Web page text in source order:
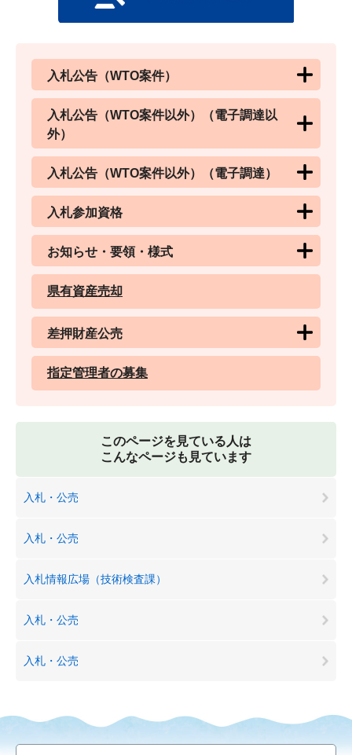
入札公告（WTO案件）
入札公告（WTO案件以外）（電子調達以
外）
入札公告（WTO案件以外）（電子調達）
入札参加資格
お知らせ・要領・様式
県有資産売却
差押財産公売
指定管理者の募集
このページを見ている人は
こんなページも見ています
入札・公売
入札・公売
入札情報広場（技術検査課）
入札・公売
入札・公売